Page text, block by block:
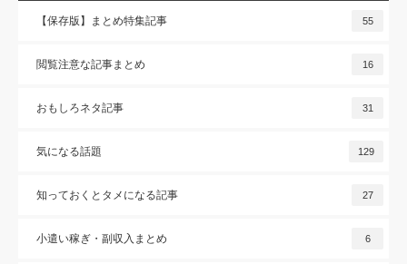
【保存版】まとめ特集記事 55
閲覧注意な記事まとめ 16
おもしろネタ記事 31
気になる話題 129
知っておくとタメになる記事 27
小遣い稼ぎ・副収入まとめ 6